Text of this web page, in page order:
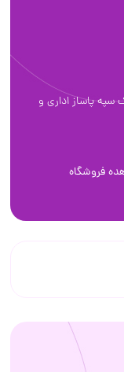
سپه پاساز اداری و
فروشگاه